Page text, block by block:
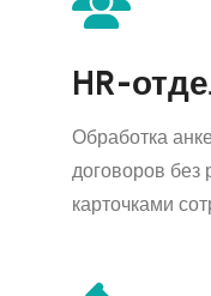
HR-
Обработка
договоров без
карточками